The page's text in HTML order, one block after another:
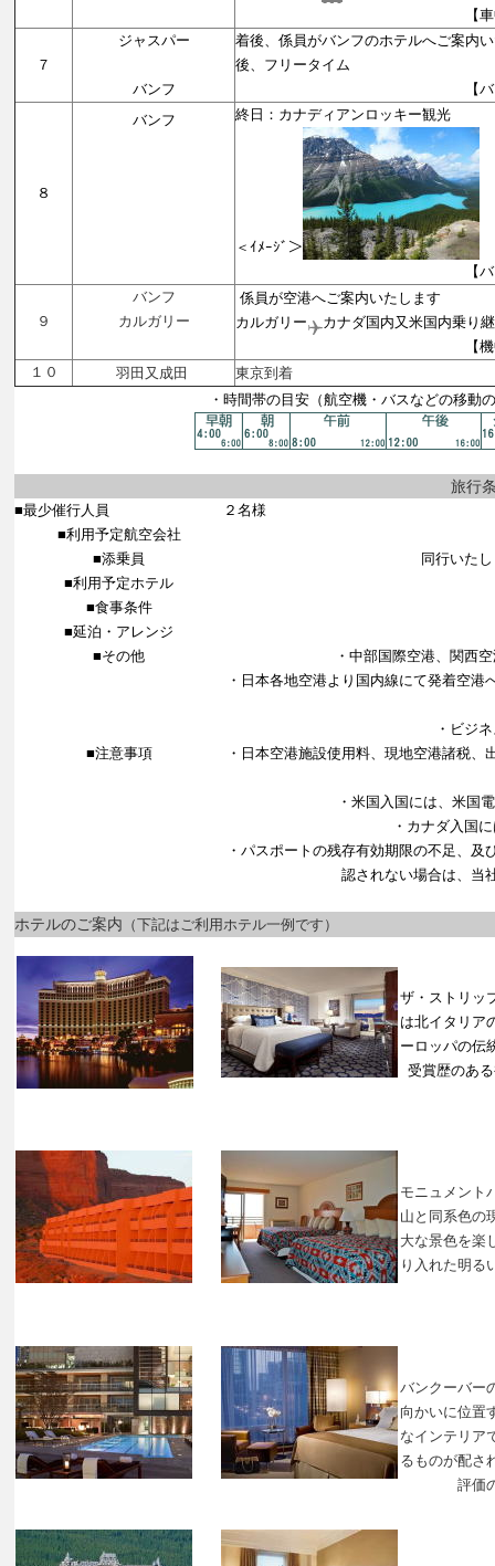
【車中泊
７
ジャスパー
バンフ
着後、係員がバンフのホテルへご案内
後、フリータイム
【バンフ
８
バンフ 終日：カナディアンロッキー観光
＜ｲﾒｰｼﾞ＞
【バンフ
９
バンフ
カルガリー
係員が空港へご案内いたします
カルガリー
カナダ国内又米国内乗り
【機中泊
１０
羽田又成田
東京到着
・時間帯の目安（航空機・バスなどの移動
旅行
■最少催行人員
２名様
■利用予定航空会社
■添乗員
同行いた
■利用予定ホテル
■食事条件
■延泊・アレンジ
■その他
・中部国際空港、関西
・日本各地空港より国内線にて発着空
・ビジ
■注意事項
・日本空港施設使用料、現地空港諸税
・米国入国には、米国
・カナダ入国
・パスポートの残存有効期限の不足、
認されない場合は、当
ホテルのご案内 （下記はご利用ホテル一例です）
ザ・ストリッ
は北イタリア
ーロッパの伝
受賞歴のあ
モニュメント
山と同系色の
大な景色を楽
り入れた明る
バンクーバー
向かいに位置
なインテリア
るものが配さ
評価